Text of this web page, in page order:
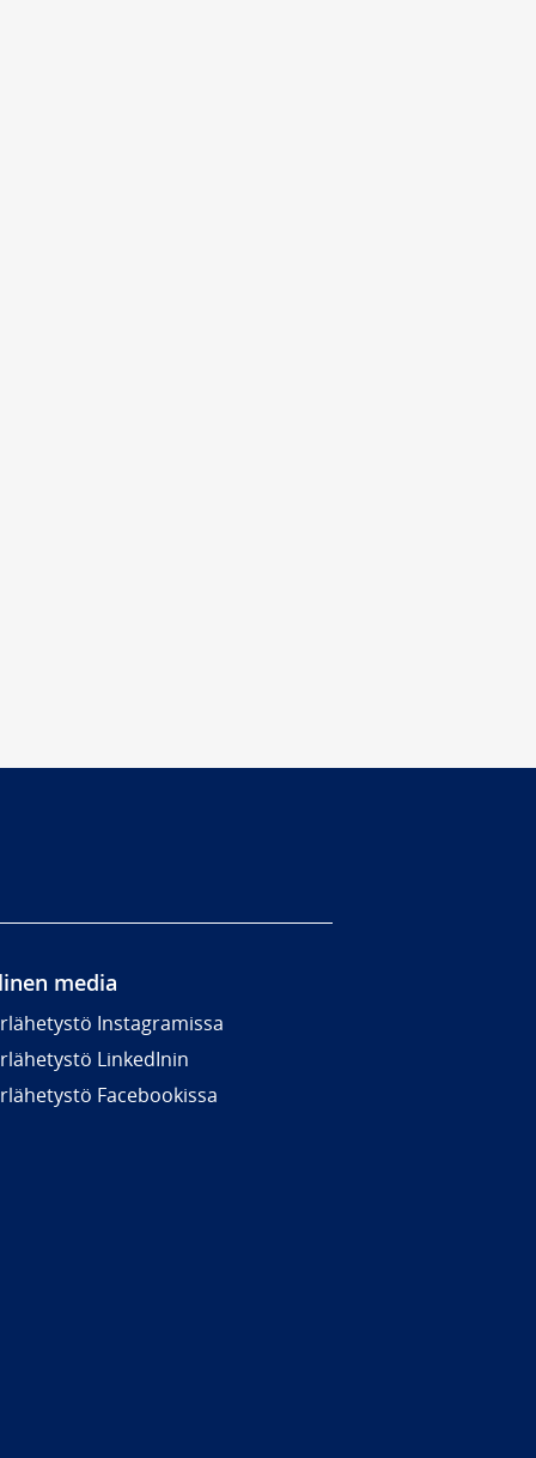
media
Instagramissa
LinkedInin
Facebookissa